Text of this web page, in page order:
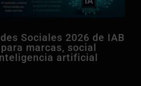
Sociales 2026 de IAB
marcas, social
artificial